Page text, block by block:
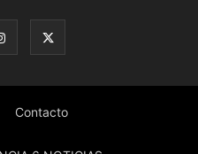
Contacto